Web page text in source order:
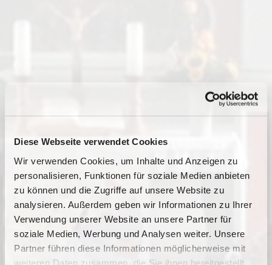
Diese Webseite verwendet Cookies
Wir verwenden Cookies, um Inhalte und Anzeigen zu
personalisieren, Funktionen für soziale Medien anbieten
zu können und die Zugriffe auf unsere Website zu
analysieren. Außerdem geben wir Informationen zu Ihrer
Verwendung unserer Website an unsere Partner für
soziale Medien, Werbung und Analysen weiter. Unsere
Partner führen diese Informationen möglicherweise mit
weiteren Daten zusammen, die Sie ihnen bereitgestellt
Dies könnte Sie auch